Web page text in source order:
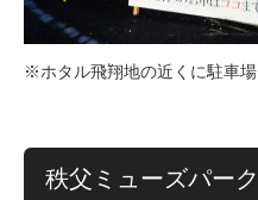
※ホタル飛翔地の近くに駐車
秩父ミューズパーク